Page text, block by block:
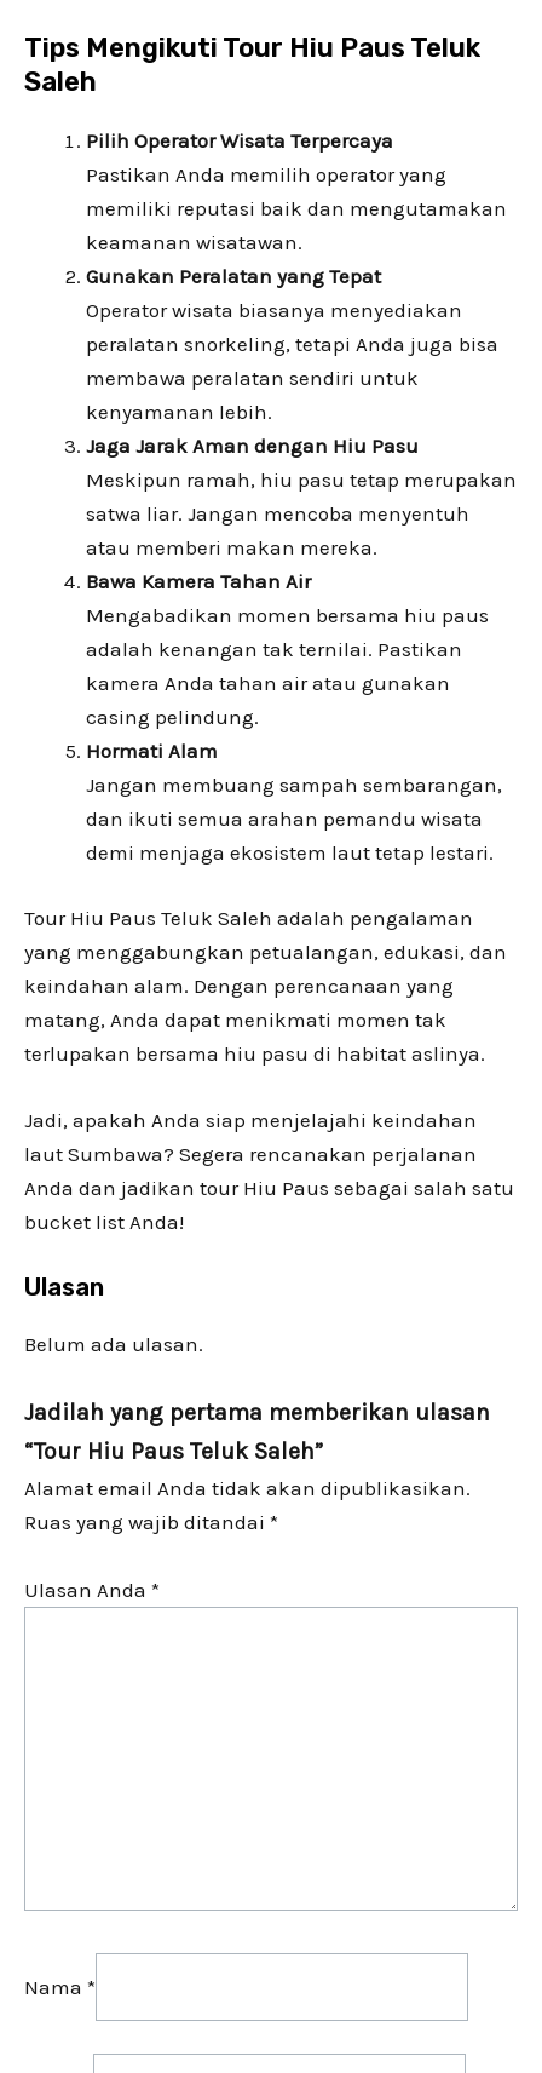
Tips Mengikuti Tour Hiu Paus Teluk
Saleh
Pilih Operator Wisata Terpercaya
Pastikan Anda memilih operator yang
memiliki reputasi baik dan mengutamakan
keamanan wisatawan.
Gunakan Peralatan yang Tepat
Operator wisata biasanya menyediakan
peralatan snorkeling, tetapi Anda juga bisa
membawa peralatan sendiri untuk
kenyamanan lebih.
Jaga Jarak Aman dengan Hiu Pasu
Meskipun ramah, hiu pasu tetap merupakan
satwa liar. Jangan mencoba menyentuh
atau memberi makan mereka.
Bawa Kamera Tahan Air
Mengabadikan momen bersama hiu paus
adalah kenangan tak ternilai. Pastikan
kamera Anda tahan air atau gunakan
casing pelindung.
Hormati Alam
Jangan membuang sampah sembarangan,
dan ikuti semua arahan pemandu wisata
demi menjaga ekosistem laut tetap lestari.
Tour Hiu Paus Teluk Saleh adalah pengalaman
yang menggabungkan petualangan, edukasi, dan
keindahan alam. Dengan perencanaan yang
matang, Anda dapat menikmati momen tak
terlupakan bersama hiu pasu di habitat aslinya.
Jadi, apakah Anda siap menjelajahi keindahan
laut Sumbawa? Segera rencanakan perjalanan
Anda dan jadikan tour Hiu Paus sebagai salah satu
bucket list Anda!
Ulasan
Belum ada ulasan.
Jadilah yang pertama memberikan ulasan
“Tour Hiu Paus Teluk Saleh”
Alamat email Anda tidak akan dipublikasikan.
Ruas yang wajib ditandai *
Ulasan Anda *
Nama *